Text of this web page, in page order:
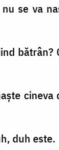
se va
bătrân?
duh este.